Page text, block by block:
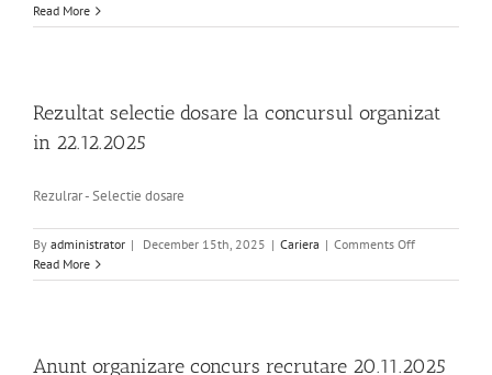
probei
de
de
de
Read More
Rezultat selectie dosare la concursul organizat
in 22.12.2025
Rezulrar - Selectie dosare
By administrator | December 15th, 2025 | Cariera | Comments Offon
selectie
organizat
Read More
Anunt organizare concurs recrutare 20.11.2025